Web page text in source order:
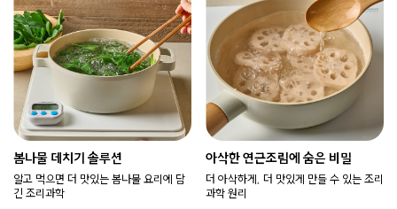
봄나물 데치기 솔루션
알고 먹으면 더 맛있는 봄나물 요리에 담
긴 조리과학
아삭한 연근조림에 숨은 비밀
더 아삭하게, 더 맛있게 만들 수 있는 조리
과학 원리